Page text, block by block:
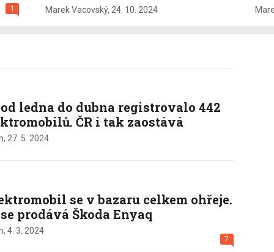
1 Marek Vacovský, 24. 10. 2024
od ledna do dubna registrovalo 442
ČR i tak zaostává
27. 5. 2024
se v bazaru celkem ohřeje.
prodává Škoda Enyaq
7
4. 3. 2024